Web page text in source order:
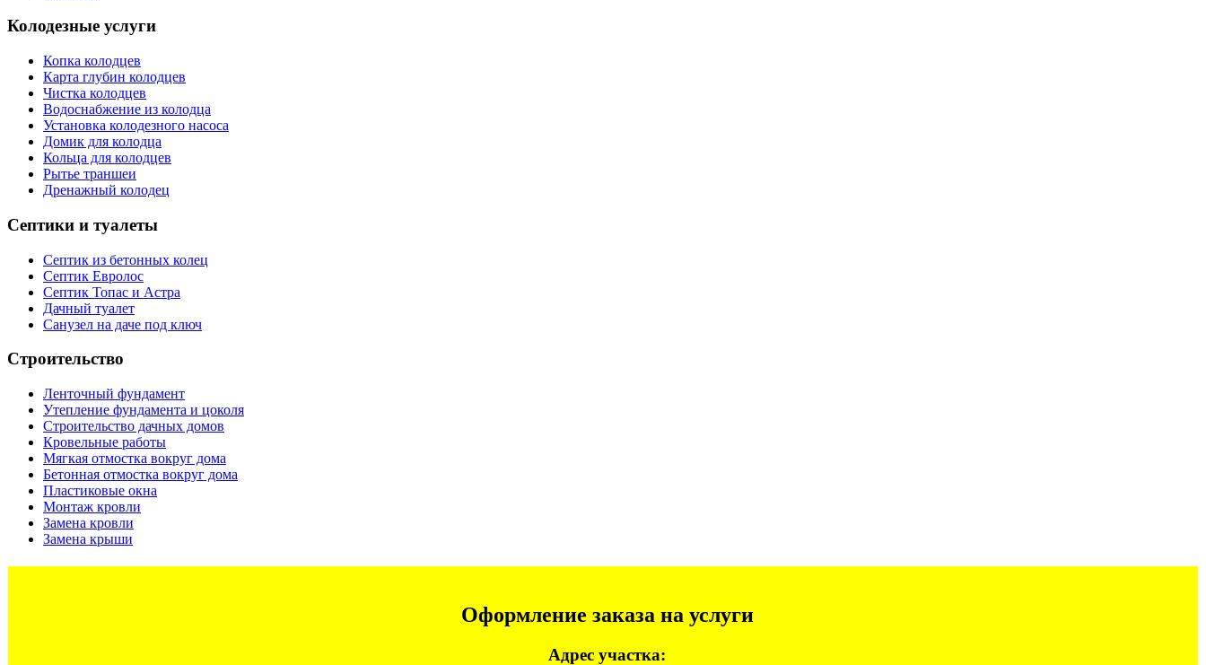
Колодезные услуги
Копка колодцев
Карта глубин колодцев
Чистка колодцев
Водоснабжение из колодца
Установка колодезного насоса
Домик для колодца
Кольца для колодцев
Рытье траншеи
Дренажный колодец
Септики и туалеты
Септик из бетонных колец
Септик Евролос
Септик Топас и Астра
Дачный туалет
Санузел на даче под ключ
Строительство
Ленточный фундамент
Утепление фундамента и цоколя
Строительство дачных домов
Кровельные работы
Мягкая отмостка вокруг дома
Бетонная отмостка вокруг дома
Пластиковые окна
Монтаж кровли
Замена кровли
Замена крыши
Оформление заказа на услуги
Адрес участка: